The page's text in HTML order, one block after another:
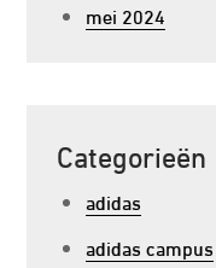
mei 2024
Categorieën
adidas
adidas campus